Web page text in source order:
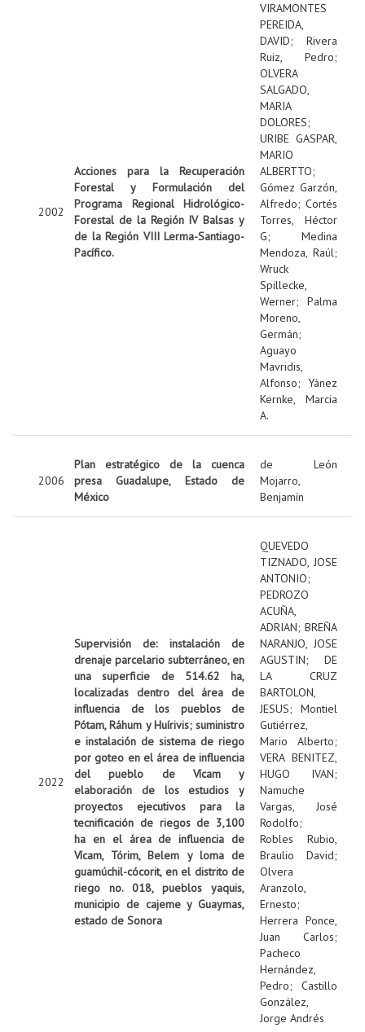
2002
Acciones para la Recuperación
Forestal y Formulación del
Programa Regional Hidrológico-
Forestal de la Región IV Balsas y
de la Región VIII Lerma-Santiago-
Pacífico.
VIRAMONTES
PEREIDA,
DAVID; Rivera
Ruiz, Pedro;
OLVERA
SALGADO,
MARIA
DOLORES;
URIBE GASPAR,
MARIO
ALBERTTO;
Gómez Garzón,
Alfredo; Cortés
Torres, Héctor
G; Medina
Mendoza, Raúl;
Wruck
Spillecke,
Werner; Palma
Moreno,
Germán;
Aguayo
Mavridis,
Alfonso; Yánez
Kernke, Marcia
A.
2006
Plan estratégico de la cuenca
presa Guadalupe, Estado de
México
de León
Mojarro,
Benjamín
2022
Supervisión de: instalación de
drenaje parcelario subterráneo, en
una superficie de 514.62 ha,
localizadas dentro del área de
influencia de los pueblos de
Pótam, Ráhum y Huírivis; suministro
e instalación de sistema de riego
por goteo en el área de influencia
del pueblo de Vícam y
elaboración de los estudios y
proyectos ejecutivos para la
tecnificación de riegos de 3,100
ha en el área de influencia de
Vícam, Tórim, Belem y loma de
guamúchil-cócorit, en el distrito de
riego no. 018, pueblos yaquis,
municipio de cajeme y Guaymas,
estado de Sonora
QUEVEDO
TIZNADO, JOSE
ANTONIO;
PEDROZO
ACUÑA,
ADRIAN; BREÑA
NARANJO, JOSE
AGUSTIN; DE
LA CRUZ
BARTOLON,
JESUS; Montiel
Gutiérrez,
Mario Alberto;
VERA BENITEZ,
HUGO IVAN;
Namuche
Vargas, José
Rodolfo;
Robles Rubio,
Braulio David;
Olvera
Aranzolo,
Ernesto;
Herrera Ponce,
Juan Carlos;
Pacheco
Hernández,
Pedro; Castillo
González,
Jorge Andrés